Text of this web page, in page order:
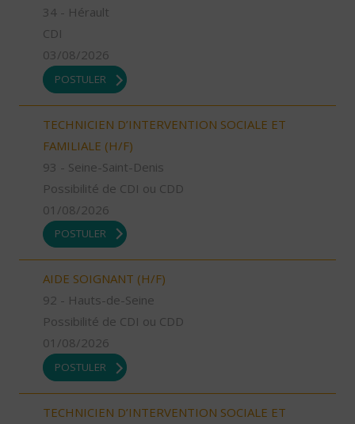
34 - Hérault
CDI
03/08/2026
POSTULER
TECHNICIEN D’INTERVENTION SOCIALE ET
FAMILIALE (H/F)
93 - Seine-Saint-Denis
Possibilité de CDI ou CDD
01/08/2026
POSTULER
AIDE SOIGNANT (H/F)
92 - Hauts-de-Seine
Possibilité de CDI ou CDD
01/08/2026
POSTULER
TECHNICIEN D’INTERVENTION SOCIALE ET